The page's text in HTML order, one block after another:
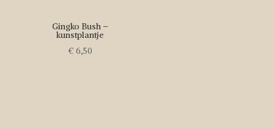
Gingko Bush –
kunstplantje
€ 6,50